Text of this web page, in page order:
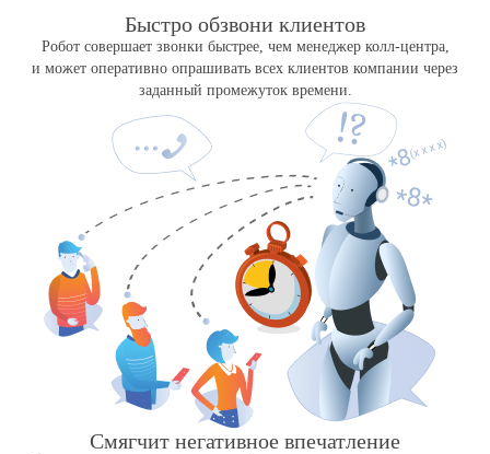
Быстро обзвони клиентов
Робот совершает звонки быстрее, чем менеджер колл-центра,
и может оперативно опрашивать всех клиентов компании через
заданный промежуток времени.
Смягчит негативное впечатление